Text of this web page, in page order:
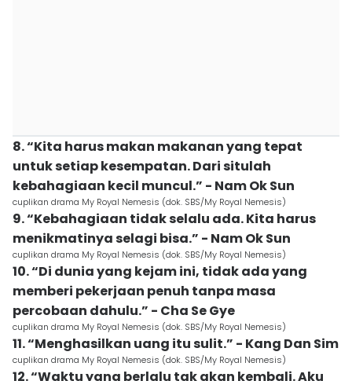
8. “Kita harus makan makanan yang tepat
untuk setiap kesempatan. Dari situlah
kebahagiaan kecil muncul.” - Nam Ok Sun
cuplikan drama My Royal Nemesis (dok. SBS/My Royal Nemesis)
9. “Kebahagiaan tidak selalu ada. Kita harus
menikmatinya selagi bisa.” - Nam Ok Sun
cuplikan drama My Royal Nemesis (dok. SBS/My Royal Nemesis)
10. “Di dunia yang kejam ini, tidak ada yang
memberi pekerjaan penuh tanpa masa
percobaan dahulu.” - Cha Se Gye
cuplikan drama My Royal Nemesis (dok. SBS/My Royal Nemesis)
11. “Menghasilkan uang itu sulit.” - Kang Dan Sim
cuplikan drama My Royal Nemesis (dok. SBS/My Royal Nemesis)
12. “Waktu yang berlalu tak akan kembali. Aku